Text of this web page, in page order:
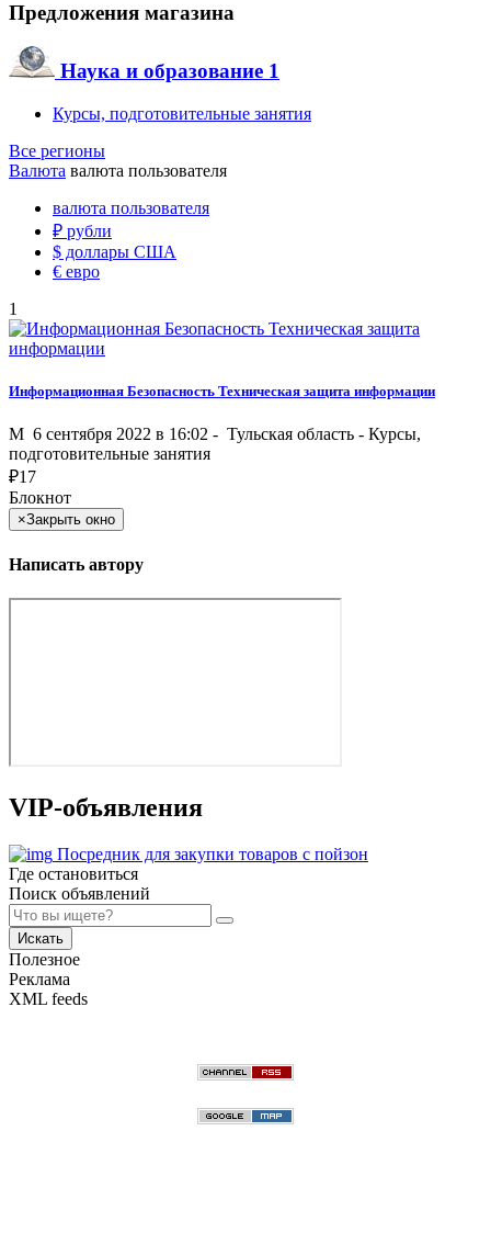
Предложения магазина
Наука и образование 1
Курсы, подготовительные занятия
Все регионы
Валюта валюта пользователя
валюта пользователя
₽ рубли
$ доллары США
€ евро
1
Информационная Безопасность Техническая защита информации
M 6 сентября 2022 в 16:02 - Тульская область - Курсы,
подготовительные занятия
₽17
Блокнот
×Закрыть окно
Написать автору
VIP-объявления
Посредник для закупки товаров с пойзон
Где остановиться
Поиск объявлений
Искать
Полезное
Реклама
XML feeds